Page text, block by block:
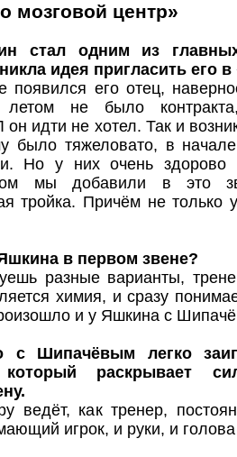
мозговой центр»
стал одним из
идея пригласить его
появился его отец,
не было
идти не хотел. Так и
было тяжеловато, в
Но у них очень здорово
мы добавили в это
тройка. Причём не только
в первом звене?
разные варианты,
химия, и сразу
и у Яшкина с
с Шипачёвым легко
который раскрывает
ведёт, как тренер,
игрок, и руки, и